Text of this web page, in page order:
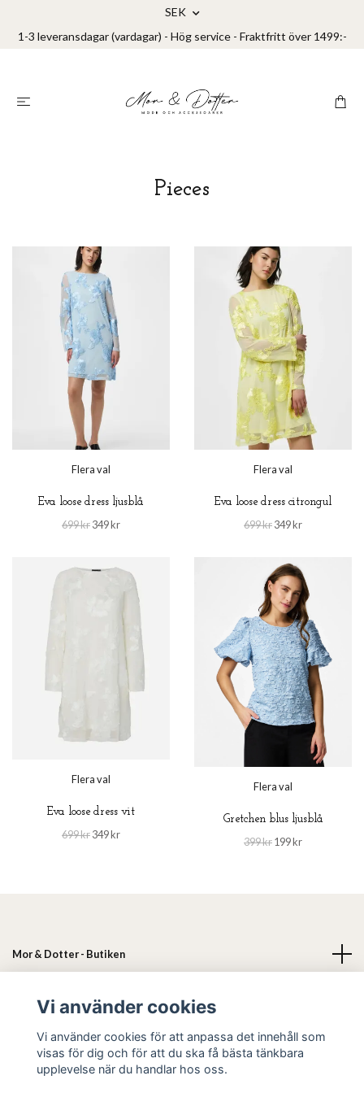
SEK
1-3 leveransdagar (vardagar) - Hög service - Fraktfritt över 1499:-
Pieces
Flera val
Eva loose dress ljusblå
699 kr349 kr
Flera val
Eva loose dress citrongul
699 kr349 kr
Flera val
Eva loose dress vit
699 kr349 kr
Flera val
Gretchen blus ljusblå
399 kr199 kr
Mor & Dotter - Butiken
Läs mer
Sociala medier
Vi använder cookies
Vi använder cookies för att anpassa det innehåll som
visas för dig och för att du ska få bästa tänkbara
upplevelse när du handlar hos oss.